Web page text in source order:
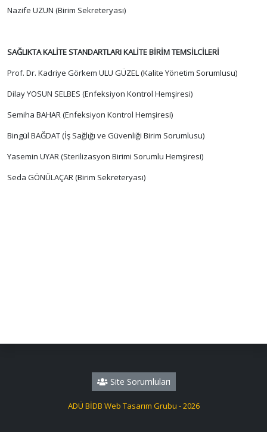
Nazife UZUN (Birim Sekreteryası)
SAĞLIKTA KALİTE STANDARTLARI KALİTE BİRİM TEMSİLCİLERİ
Prof. Dr. Kadriye Görkem ULU GÜZEL (Kalite Yönetim Sorumlusu)
Dilay YOSUN SELBES (Enfeksiyon Kontrol Hemşiresi)
Semiha BAHAR (Enfeksiyon Kontrol Hemşiresi)
Bingül BAĞDAT (İş Sağlığı ve Güvenliği Birim Sorumlusu)
Yasemin UYAR (Sterilizasyon Birimi Sorumlu Hemşiresi)
Seda GÖNÜLAÇAR (Birim Sekreteryası)
Site Sorumluları
ADÜ BİDB Web Tasarım Grubu - 2026